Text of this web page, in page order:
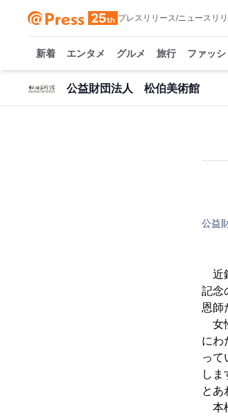
プレスリリース/ニュースリ
新着 エンタメ グルメ 旅行 ファッ
公益財団法人 松伯美術館
公益
近
記念
恩師
女
にわ
って
し
とあ
本